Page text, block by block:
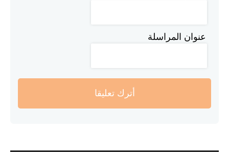
عنوان المراسلة
أترك تعليقا